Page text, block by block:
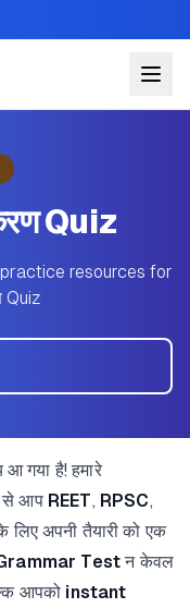
Quiz
resources for
Quiz
गया है! हमारे
से आप REET, RPSC,
लिए अपनी तैयारी को एक
Testन केवल
आपको instant